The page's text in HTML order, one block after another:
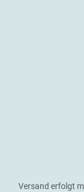
Versand erfolgt